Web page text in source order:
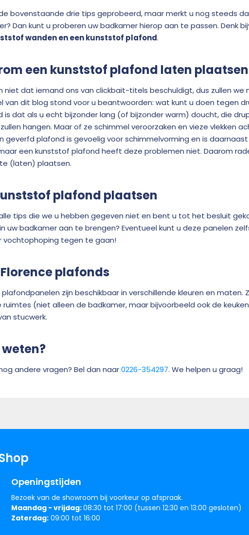
bovenstaande drie tips geprobeerd, maar merkt u nog steeds
Dan kunt u proberen uw badkamer hierop aan te passen. Denk
wanden en een kunststof plafond.
een kunststof plafond laten
niet dat iemand ons van clickbait-titels beschuldigt, dus zullen
van dit blog stond voor u beantwoorden: wat kunt u doen tegen
is dat als u echt bijzonder lang (of bijzonder warm) doucht, die
hangen. Maar of ze schimmel veroorzaken en vieze vlekken
geverfd plafond is gevoelig voor schimmelvorming en is
een kunststof plafond heeft deze problemen niet. Daarom
(laten) plaatsen.
plafond plaatsen
tips die we u hebben gegeven niet en bent u tot het besluit
uw badkamer aan te brengen? Eventueel kunt u deze panelen
vochtophoping tegen te gaan!
plafonds
plafondpanelen zijn beschikbaar in verschillende kleuren en maten.
ruimtes (niet alleen de badkamer, maar bijvoorbeeld ook de
stucwerk.
andere vragen? Bel dan naar0226-354297. We helpen u graag!
Openingstijden
Bezoek van de showroom bij voorkeur op afspraak.
Maandag - vrijdag:08:30 tot 17:00 (tussen 12:30 en 13:00 gesloten)
Zaterdag: 09:00 tot 16:00